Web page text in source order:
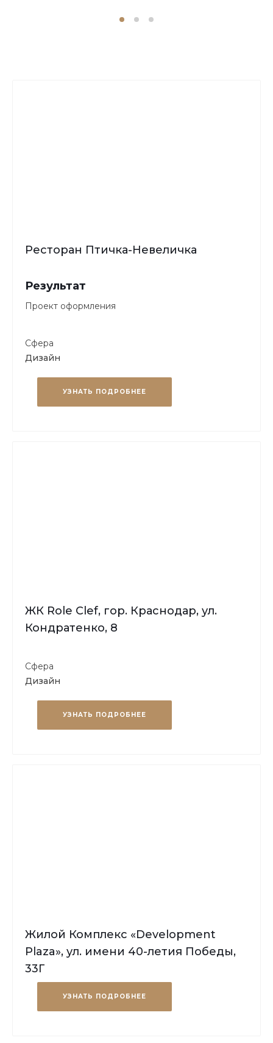
Ресторан Птичка-Невеличка
Результат
Проект оформления
Сфера
Дизайн
УЗНАТЬ ПОДРОБНЕЕ
ЖК Role Clef, гор. Краснодар, ул.
Кондратенко, 8
Сфера
Дизайн
УЗНАТЬ ПОДРОБНЕЕ
Жилой Комплекс «Development
Plaza», ул. имени 40-летия Победы,
33Г
УЗНАТЬ ПОДРОБНЕЕ